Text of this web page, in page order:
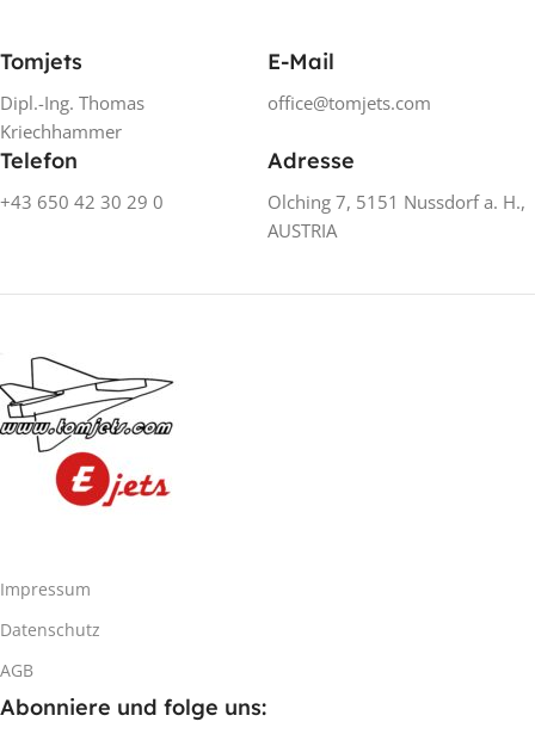
Tomjets
Dipl.-Ing. Thomas
Kriechhammer
E-Mail
office@tomjets.com
Telefon
+43 650 42 30 29 0
Adresse
Olching 7, 5151 Nussdorf a. H.,
AUSTRIA
Impressum
Datenschutz
AGB
Abonniere und folge uns: